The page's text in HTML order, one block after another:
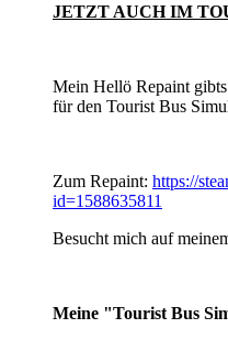
JETZT AUCH IM
Mein Hellö Repaint
für den Tourist Bus
Zum Repaint: https://
id=1588635811
Besucht mich auf
Meine "Tourist Bus